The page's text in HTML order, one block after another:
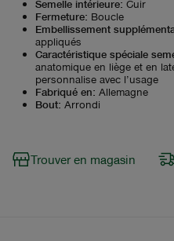
Semelle intérieure: Cuir
Fermeture: Boucle
Embellissement
appliqués
Caractéristique spéciale
anatomique en liège et en
personnalise avec l’usage
Fabriqué en: Allemagne
Bout: Arrondi
Trouver en magasin